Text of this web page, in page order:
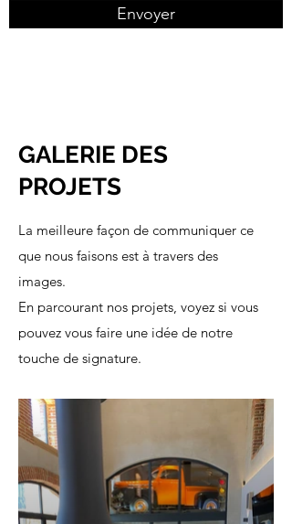
Envoyer
GALERIE DES
PROJETS
La meilleure façon de communiquer ce
que nous faisons est à travers des
images.
En parcourant nos projets, voyez si vous
pouvez vous faire une idée de notre
touche de signature.